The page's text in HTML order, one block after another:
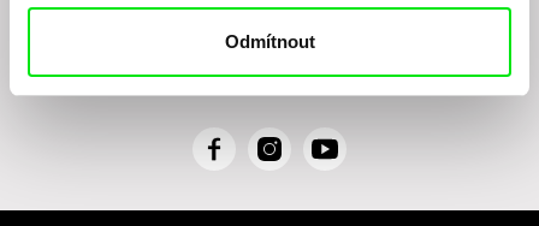
Odmítnout
elektronickými prostředky a souvisejícím zpracováním osobních údajů pro účely
Zásady zpracování osobních údajů, textu rozumím a souhlasím s ním, přičemž
F
c
I
s
Y
u